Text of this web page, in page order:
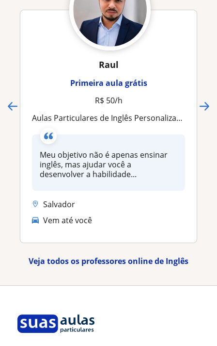
Raul
Primeira aula grátis
R$ 50/h
Aulas Particulares de Inglês Personalizadas | Conversação, Trabalho, Viagens e Objetivos Profissionais
Meu objetivo não é apenas ensinar
inglês, mas ajudar você a
desenvolver a habilidade...
Salvador
Vem até você
Veja todos os professores online de Inglês